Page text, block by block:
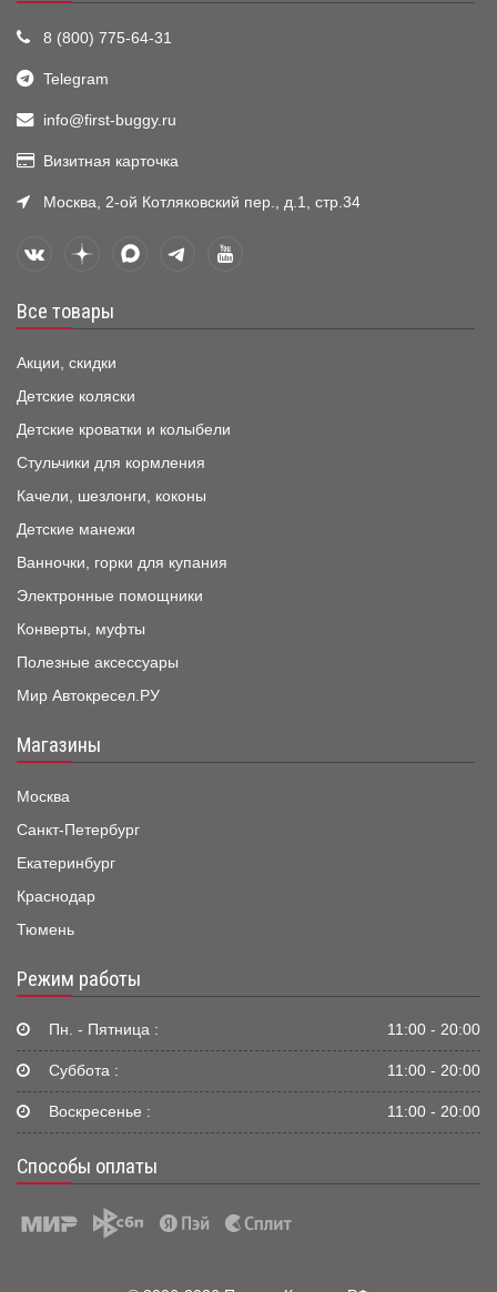
8 (800) 775-64-31
Telegram
info@first-buggy.ru
Визитная карточка
Москва, 2-ой Котляковский пер., д.1, стр.34
Все товары
Акции, скидки
Детские коляски
Детские кроватки и колыбели
Стульчики для кормления
Качели, шезлонги, коконы
Детские манежи
Ванночки, горки для купания
Электронные помощники
Конверты, муфты
Полезные аксессуары
Мир Автокресел.РУ
Магазины
Москва
Санкт-Петербург
Екатеринбург
Краснодар
Тюмень
Режим работы
Пн. - Пятница : 11:00 - 20:00
Суббота : 11:00 - 20:00
Воскресенье : 11:00 - 20:00
Способы оплаты